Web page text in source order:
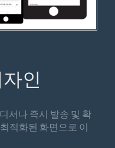
인
서나 즉시 발송 및 확
적화된 화면으로 이